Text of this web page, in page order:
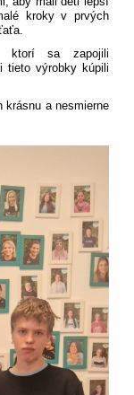
kroky v prvých
ktorí sa zapojili
tieto výrobky kúpili
krásnu a nesmierne